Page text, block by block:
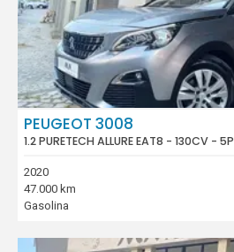
PEUGEOT 3008
1.2 PURETECH ALLURE EAT8 - 130CV - 5P
2020
47.000 km
Gasolina